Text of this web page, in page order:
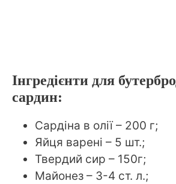
Інгредієнти для
сардин:
Сардіна в олії – 200 г;
Яйця варені – 5 шт.;
Твердий сир – 150г;
Майонез – 3-4 ст. л.;